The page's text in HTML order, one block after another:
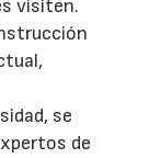
visiten.
se
de